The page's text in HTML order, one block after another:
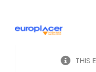
content
生产线解决方案
THIS